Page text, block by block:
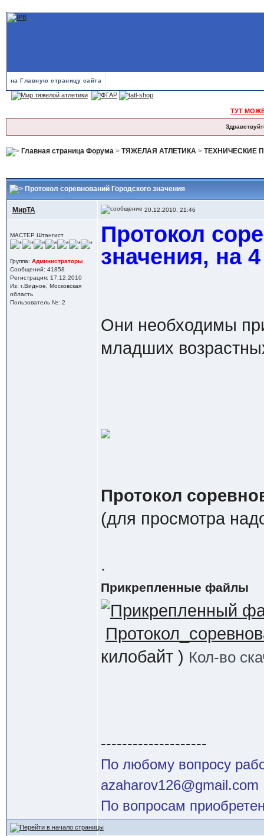
на Главную страницу сайта
ТУТ
Главная страница Форума> ТЯЖЕЛАЯ АТЛЕТИКА> ТЕХНИЧЕСКИЕ
Протокол соревнований Городского значения
МирТА 20.12.2010, 21:46
МАСТЕР Штангист
Группа: Администраторы
Сообщений: 41858
Регистрация: 17.12.2010
Из: г.Видное, Московская
область
Пользователь №: 2
Протокол
значения, на
Они необходимы
младших
Протокол
(для просмотра
.
Прикрепленные файлы
килобайт ) Кол-во
--------------------
По любому вопросу
azaharov126@gmail.com
По вопросам